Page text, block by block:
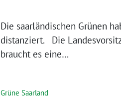
Die saarländischen Grünen
distanziert. Die
braucht es eine…
Grüne Saarland